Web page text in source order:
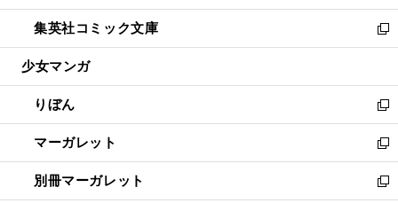
開
く
ウ
で
開
ン
ド
ウ
開
く
ウ
ィ
ン
ウ
で
開
く
し
い
ウ
ン
ド
ウ
で
開
く
集英社コミック文庫
新
し
ウ
ィ
ン
ド
ウ
で
開
少女マンガ
りぼん
新
し
い
ウ
ィ
マーガレット
新
し
い
別冊マーガレット
新